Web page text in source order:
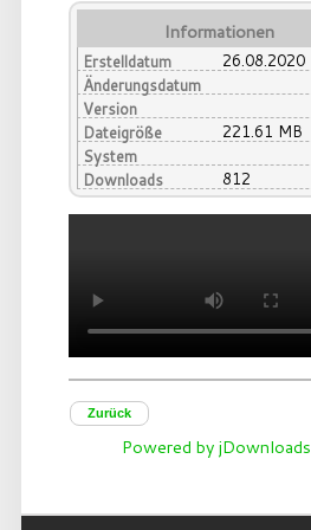
Informationen
Erstelldatum
26.08.2020
Änderungsdatum
Version
Dateigröße
221.61 MB
System
Downloads
812
Zurück
Powered by jDownloads